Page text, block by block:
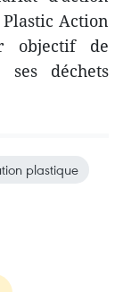
Action
objectif de
déchets
plastique